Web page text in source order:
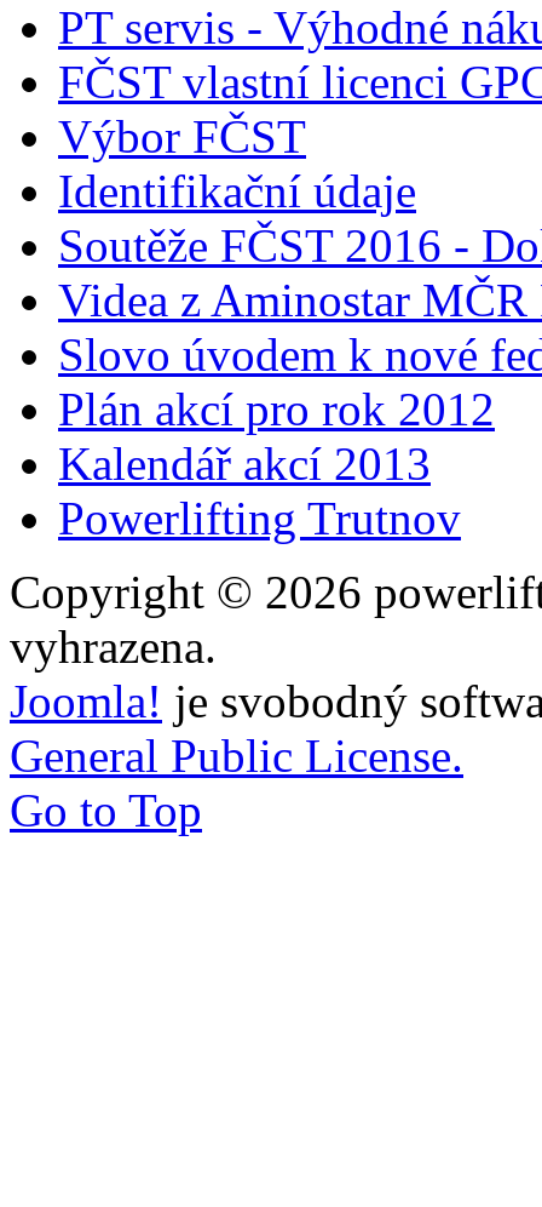
PT servis - Výhodné
FČST vlastní licenci
Výbor FČST
Identifikační údaje
Soutěže FČST 2016 -
Videa z Aminostar MČR
Slovo úvodem k nové
Plán akcí pro rok 2012
Kalendář akcí 2013
Powerlifting Trutnov
Copyright © 2026
vyhrazena.
Joomla! je svobodný
General Public License.
Go to Top